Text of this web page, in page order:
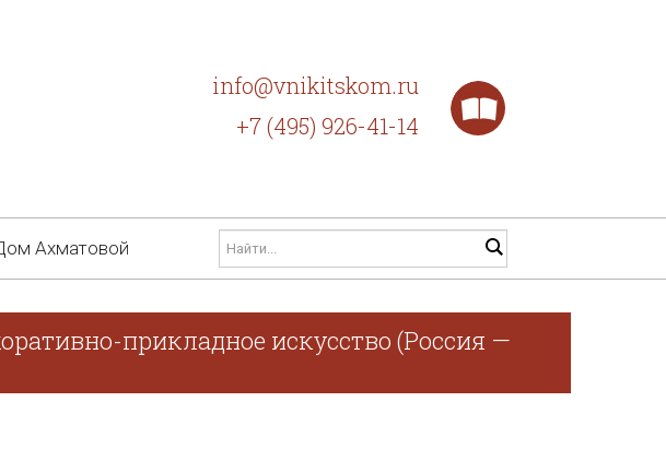
info@vnikitskom.ru
+7 (495) 926-41-14
Ахматовой
прикладное искусство (Россия —